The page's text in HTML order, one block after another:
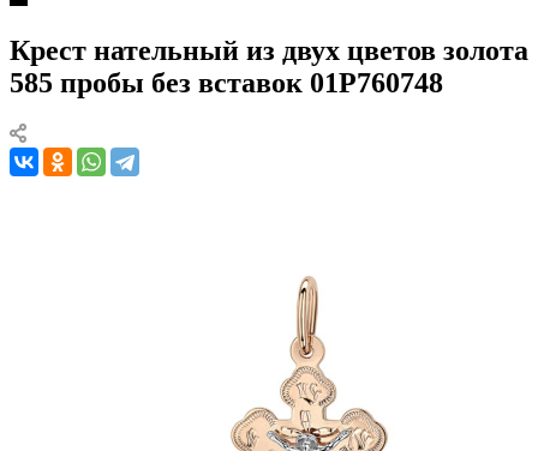
Крест нательный из двух цветов золота
585 пробы без вставок 01Р760748